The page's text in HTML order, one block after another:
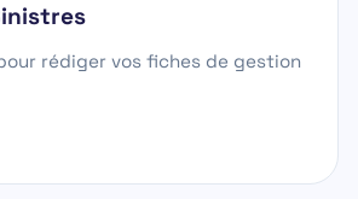
rédiger vos fiches de gestion